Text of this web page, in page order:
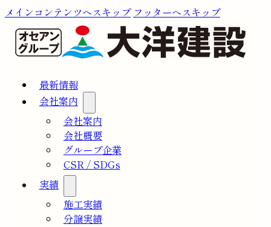
メインコンテンツへスキップ フッターへスキップ
最新情報
会社案内
会社案内
会社概要
グループ企業
CSR / SDGs
実績
施工実績
分譲実績